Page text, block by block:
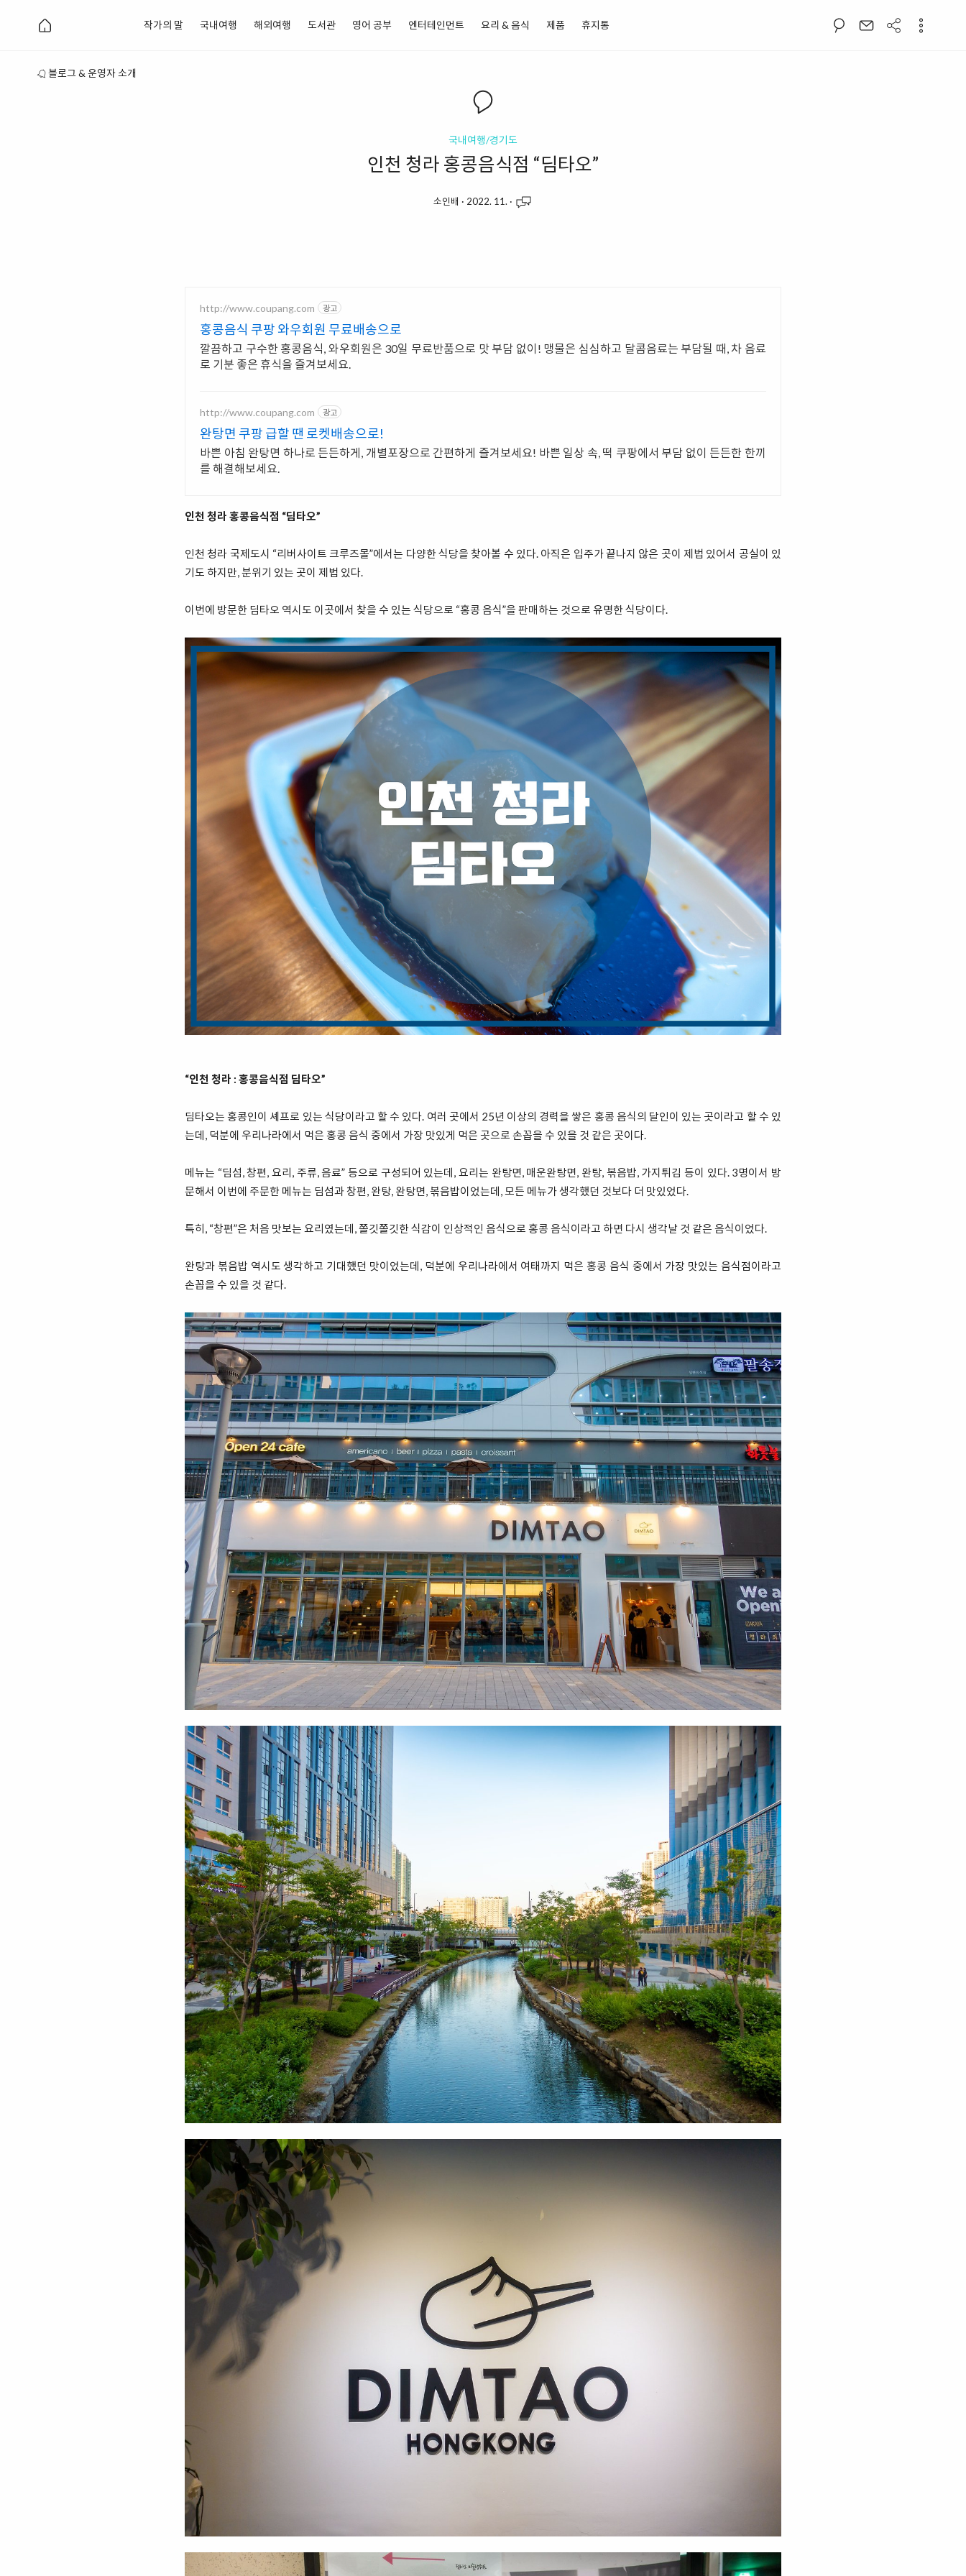
작가의 말 국내여행 해외여행 도서관 영어 공부 엔터테인먼트 요리 & 음식 제품 휴지통
블로그 & 운영자 소개
국내여행/경기도
인천 청라 홍콩음식점 “딤타오”
소인배 · 2022. 11. ·
http://www.coupang.com 광고
홍콩음식 쿠팡 와우회원 무료배송으로
깔끔하고 구수한 홍콩음식, 와우회원은 30일 무료반품으로 맛 부담 없이! 맹물은 심심하고 달콤음료는 부담될 때, 차 음료
로 기분 좋은 휴식을 즐겨보세요.
http://www.coupang.com 광고
완탕면 쿠팡 급할 땐 로켓배송으로!
바쁜 아침 완탕면 하나로 든든하게, 개별포장으로 간편하게 즐겨보세요! 바쁜 일상 속, 떡 쿠팡에서 부담 없이 든든한 한끼
를 해결해보세요.
인천 청라 홍콩음식점 “딤타오”
인천 청라 국제도시 “리버사이트 크루즈몰”에서는 다양한 식당을 찾아볼 수 있다. 아직은 입주가 끝나지 않은 곳이 제법 있어서 공실이 있
기도 하지만, 분위기 있는 곳이 제법 있다.
이번에 방문한 딤타오 역시도 이곳에서 찾을 수 있는 식당으로 “홍콩 음식”을 판매하는 것으로 유명한 식당이다.
“인천 청라 : 홍콩음식점 딤타오”
딤타오는 홍콩인이 셰프로 있는 식당이라고 할 수 있다. 여러 곳에서 25년 이상의 경력을 쌓은 홍콩 음식의 달인이 있는 곳이라고 할 수 있
는데, 덕분에 우리나라에서 먹은 홍콩 음식 중에서 가장 맛있게 먹은 곳으로 손꼽을 수 있을 것 같은 곳이다.
메뉴는 “딤섬, 창편, 요리, 주류, 음료” 등으로 구성되어 있는데, 요리는 완탕면, 매운완탕면, 완탕, 볶음밥, 가지튀김 등이 있다. 3명이서 방
문해서 이번에 주문한 메뉴는 딤섬과 창편, 완탕, 완탕면, 볶음밥이었는데, 모든 메뉴가 생각했던 것보다 더 맛있었다.
특히, “창편”은 처음 맛보는 요리였는데, 쫄깃쫄깃한 식감이 인상적인 음식으로 홍콩 음식이라고 하면 다시 생각날 것 같은 음식이었다.
완탕과 볶음밥 역시도 생각하고 기대했던 맛이었는데, 덕분에 우리나라에서 여태까지 먹은 홍콩 음식 중에서 가장 맛있는 음식점이라고
손꼽을 수 있을 것 같다.